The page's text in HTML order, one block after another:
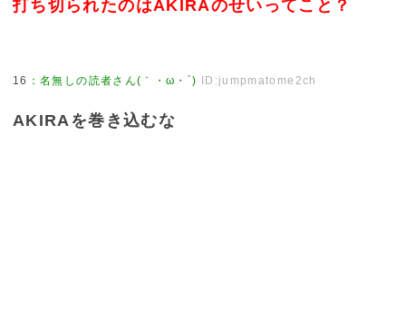
打ち切られたのはAKIRAのせいってこと？
16 ：名無しの読者さん(｀・ω・´) ID:jumpmatome2ch
AKIRAを巻き込むな